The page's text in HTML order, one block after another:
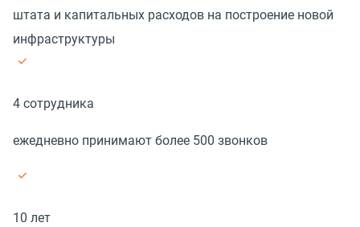
штата и капитальных расходов на построение новой
инфраструктуры
4 сотрудника
ежедневно принимают более 500 звонков
10 лет